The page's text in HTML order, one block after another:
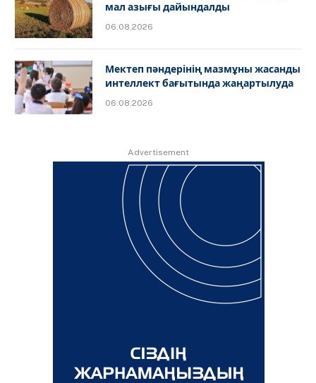
мал азығы дайындалды
06.08.2026
Мектеп пәндерінің мазмұны жасанды
интеллект бағытында жаңартылуда
06.08.2026
Advertisement